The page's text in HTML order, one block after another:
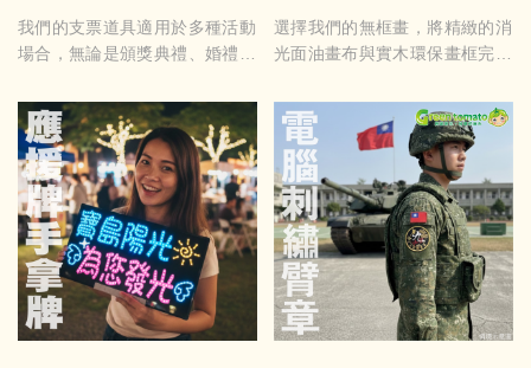
正常交期為定稿後隔5個工作
天，急件費用另計
可輕鬆擦寫重複使用，方便又環
保！
支票道具，A:正常尺吋寬110x
吋寬90x高34cm $1300元起
如需可白板筆重複書寫+600元
如需加LOGO+500元 美編費用
另計，以上報價均為未稅價且不
含運送
正常交期為定稿後隔5個工作
天，急件費用另計
標準版】
我們的支票道具適用於多種活動
場合，無論是頒獎典禮、婚禮、
對、拍照打卡、創意活動，都能
為您的活動增添亮點！內容可依
需求客製化，並提供可重複書寫
的支票道具，讓您使用白板筆即
可輕鬆擦寫重複使用，方便又環
保！
支票道具，A:正常尺吋寬110x
高41cm $1600元起 B:縮小尺
吋寬90x高34cm $1300元起
選擇我們的無框畫，將精緻的消
光面油畫布與實木環保畫框完美
作品。無論是現代風格還是經典
設計，您可以依需求選擇多種尺
寸，輕鬆為家居、辦公或商業空
間增添視覺亮點。